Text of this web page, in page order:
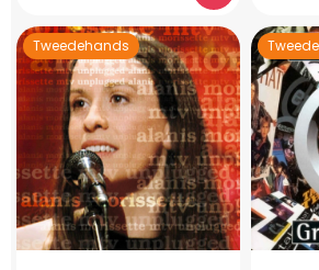
Tweedehands